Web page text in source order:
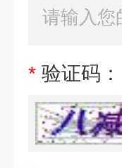
* 验证码：